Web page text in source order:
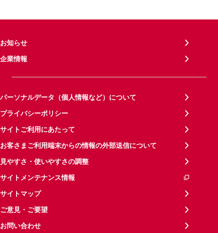
お知らせ
企業情報
パーソナルデータ（個人情報など）について
プライバシーポリシー
サイトご利用にあたって
お客さまご利用端末からの情報の外部送信について
見やすさ・使いやすさの調整
サイトメンテナンス情報
サイトマップ
ご意見・ご要望
お問い合わせ